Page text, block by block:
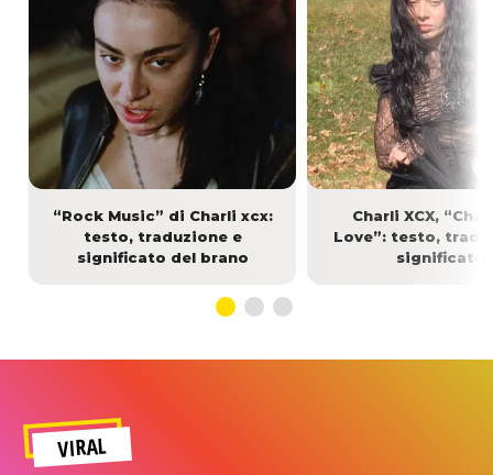
“Rock Music” di Charli xcx:
testo, traduzione e
significato del brano
Charli XCX,
Love”: testo,
significato
VIRAL